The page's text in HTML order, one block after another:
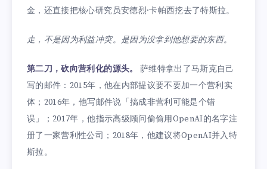
金，还直接把核心研究员安德烈·卡帕西挖去了特斯拉。
走，不是因为利益冲突。是因为没拿到他想要的东西。
第二刀，砍向营利化的源头。
萨维特拿出了马斯克自己
写的邮件：2015年，他在内部提议要不要加一个营利实
体；2016年，他写邮件说「搞成非营利可能是个错
误」；2017年，他指示高级顾问偷偷用OpenAI的名字注
册了一家营利性公司；2018年，他建议将OpenAI并入特
斯拉。